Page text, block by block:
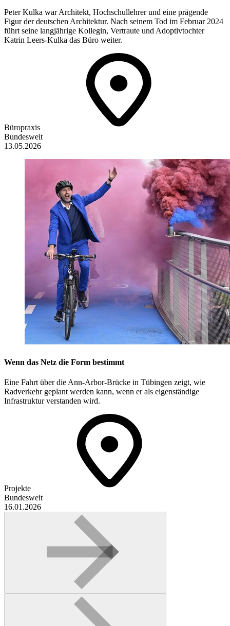
Peter Kulka war Architekt, Hochschullehrer und eine prägende
Figur der deutschen Architektur. Nach seinem Tod im Februar 2024
führt seine langjährige Kollegin, Vertraute und Adoptivtochter
Katrin Leers-Kulka das Büro weiter.
Büropraxis
Bundesweit
13.05.2026
Wenn das Netz die Form bestimmt
Eine Fahrt über die Ann-Arbor-Brücke in Tübingen zeigt, wie
Radverkehr geplant werden kann, wenn er als eigenständige
Infrastruktur verstanden wird.
Projekte
Bundesweit
16.01.2026